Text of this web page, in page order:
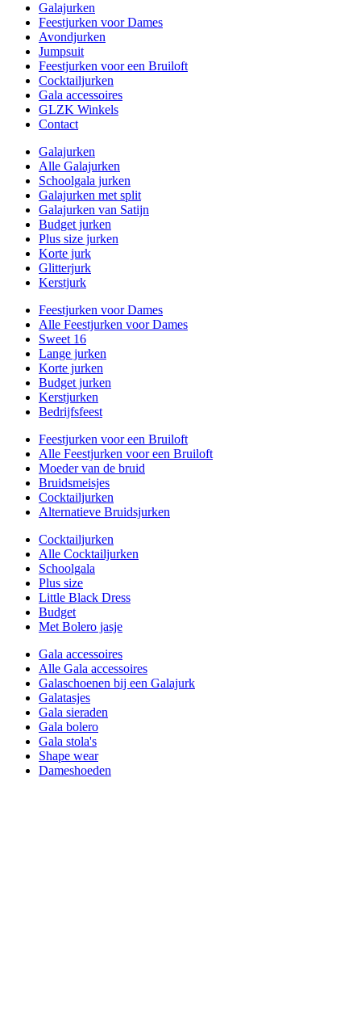
Galajurken
Feestjurken voor Dames
Avondjurken
Jumpsuit
Feestjurken voor een Bruiloft
Cocktailjurken
Gala accessoires
GLZK Winkels
Contact
Galajurken
Alle Galajurken
Schoolgala jurken
Galajurken met split
Galajurken van Satijn
Budget jurken
Plus size jurken
Korte jurk
Glitterjurk
Kerstjurk
Feestjurken voor Dames
Alle Feestjurken voor Dames
Sweet 16
Lange jurken
Korte jurken
Budget jurken
Kerstjurken
Bedrijfsfeest
Feestjurken voor een Bruiloft
Alle Feestjurken voor een Bruiloft
Moeder van de bruid
Bruidsmeisjes
Cocktailjurken
Alternatieve Bruidsjurken
Cocktailjurken
Alle Cocktailjurken
Schoolgala
Plus size
Little Black Dress
Budget
Met Bolero jasje
Gala accessoires
Alle Gala accessoires
Galaschoenen bij een Galajurk
Galatasjes
Gala sieraden
Gala bolero
Gala stola's
Shape wear
Dameshoeden